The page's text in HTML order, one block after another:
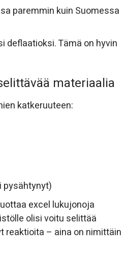
paremmin kuin Suomessa
deflaatioksi. Tämä on hyvin
materiaalia
katkeruuteen:
pysähtynyt)
excel lukujonoja
olisi voitu selittää
reaktioita – aina on nimittäin